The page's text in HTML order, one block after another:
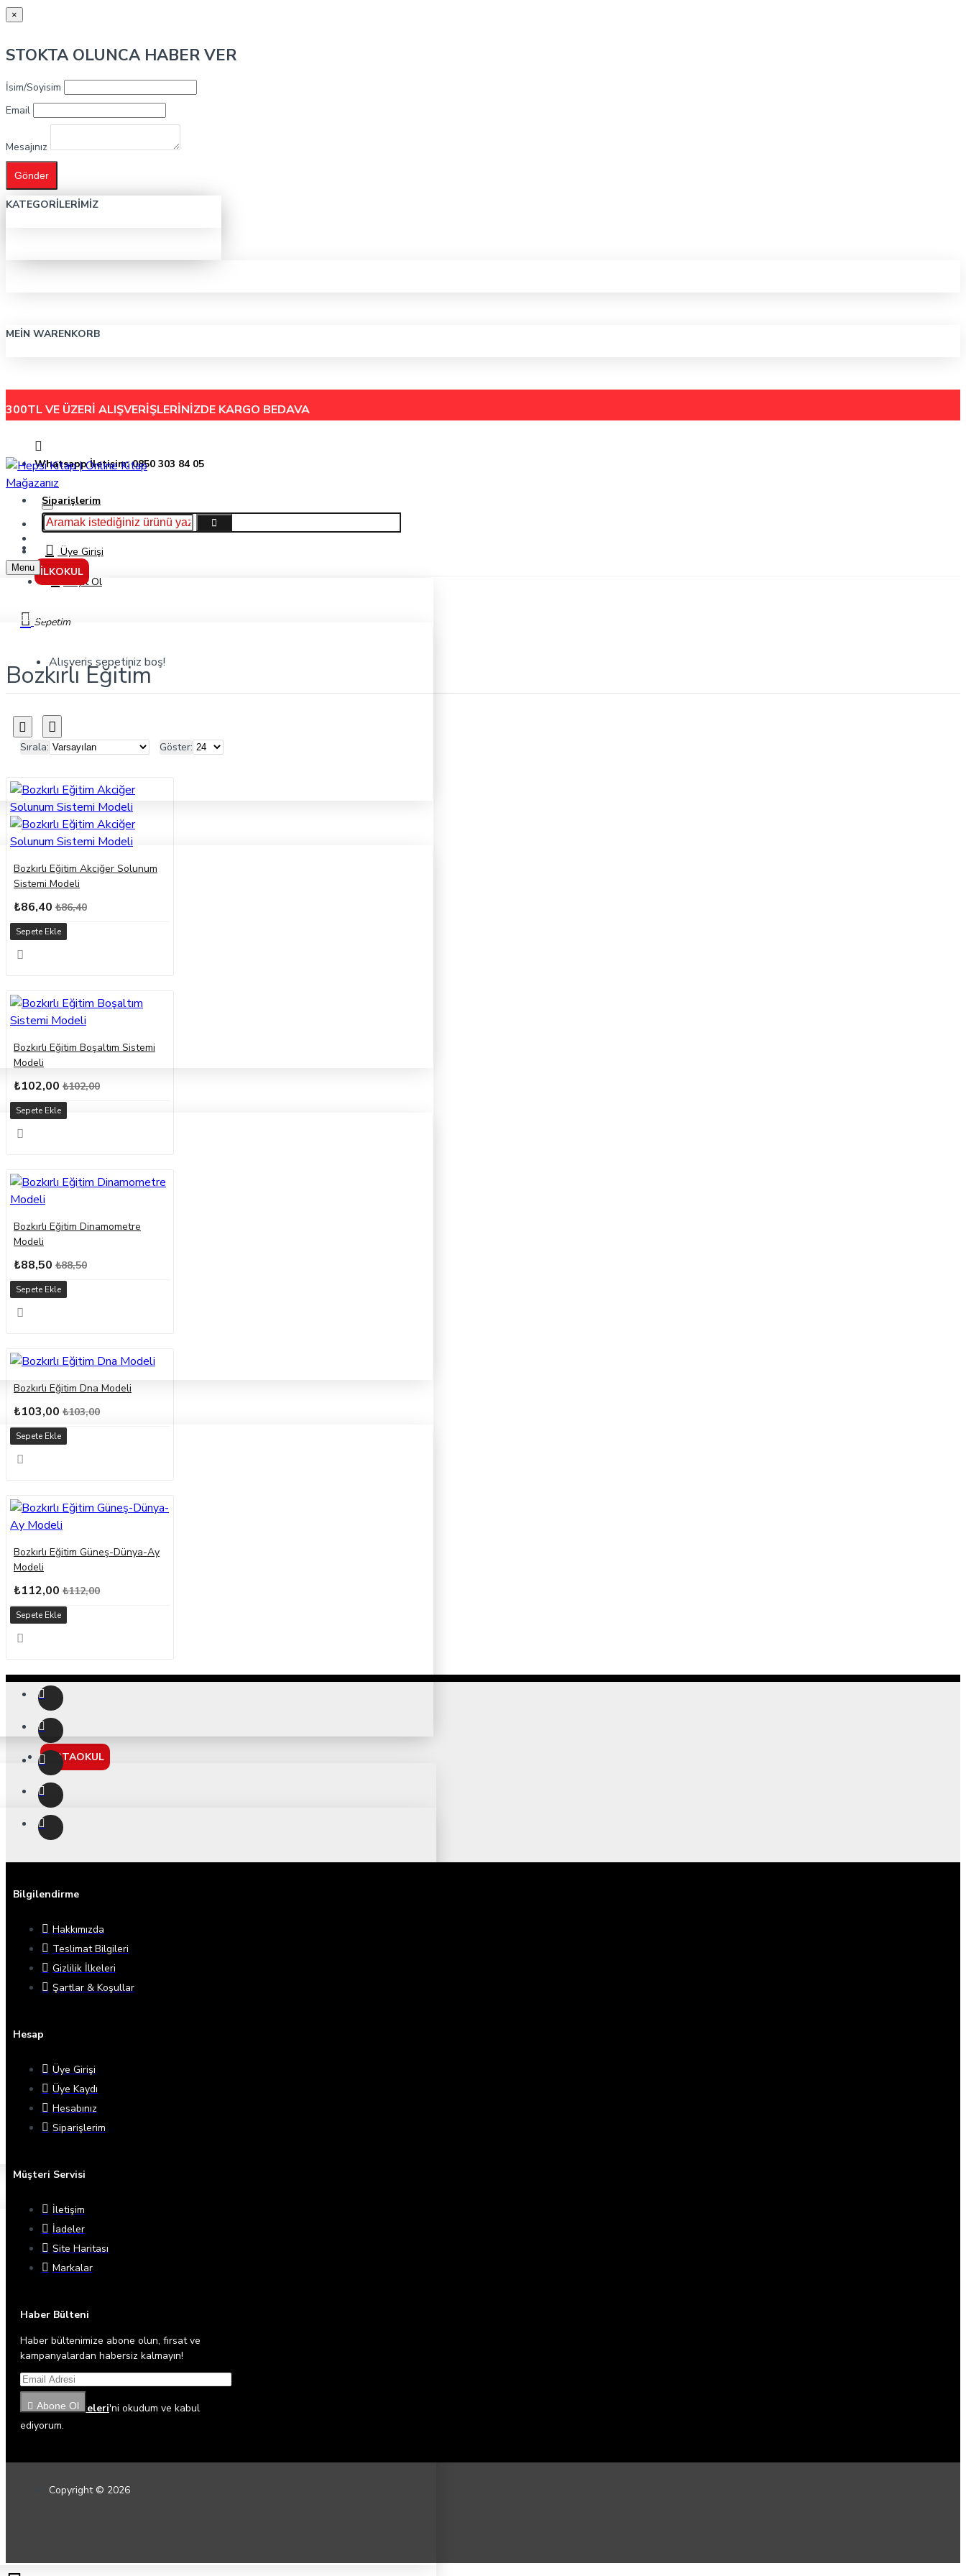
×
STOKTA OLUNCA HABER VER
İsim/Soyisim
Email
Mesajınız
Gönder
KATEGORILERIMIZ
MEIN WARENKORB
300TL VE ÜZERİ ALIŞVERİŞLERİNİZDE KARGO BEDAVA
Whatsapp İletişim: 0850 303 84 05
Siparişlerim
Hakkımızda
İletişimÜye Girişi
Kayıt Ol
Sepetim
Alışveriş sepetiniz boş!
İLKOKUL
ORTAOKUL
Menu
Markalar
Bozkırlı Eğitim
Sırala: Göster:
Bozkırlı Eğitim Akciğer Solunum
Sistemi Modeli
₺86,40 ₺86,40
Sepete Ekle
Bozkırlı Eğitim Boşaltım Sistemi
Modeli
₺102,00 ₺102,00
Sepete Ekle
Bozkırlı Eğitim Dinamometre
Modeli
₺88,50 ₺88,50
Sepete Ekle
Bozkırlı Eğitim Dna Modeli
₺103,00 ₺103,00
Sepete Ekle
Bozkırlı Eğitim Güneş-Dünya-Ay
Modeli
₺112,00 ₺112,00
Sepete Ekle
Bilgilendirme
Hakkımızda
Teslimat Bilgileri
Gizlilik İlkeleri
Şartlar & Koşullar
Hesap
Üye Girişi
Üye Kaydı
Hesabınız
Siparişlerim
Müşteri Servisi
İletişim
İadeler
Site Haritası
Markalar
Haber Bülteni
Haber bültenimize abone olun, fırsat ve
kampanyalardan habersiz kalmayın!
Abone Ol
Gizlilik İlkeleri'ni okudum ve kabul
ediyorum.
Copyright © 2026